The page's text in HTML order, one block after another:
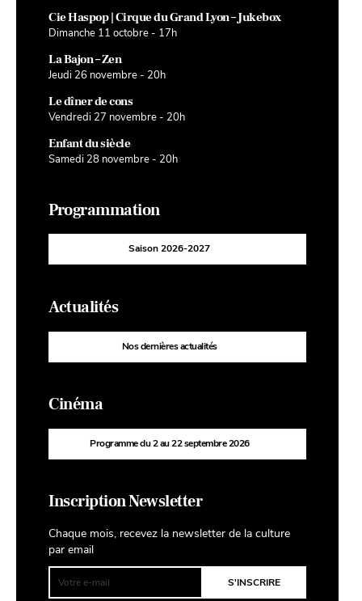
Cie Haspop | Cirque du Grand Lyon – Jukebox
Dimanche 11 octobre - 17h
La Bajon – Zen
Jeudi 26 novembre - 20h
Le dîner de cons
Vendredi 27 novembre - 20h
Enfant du siècle
Samedi 28 novembre - 20h
Programmation
Saison 2026-2027
Actualités
Nos dernières actualités
Cinéma
Programme du 2 au 22 septembre 2026
Inscription Newsletter
Chaque mois, recevez la newsletter de la culture
par email